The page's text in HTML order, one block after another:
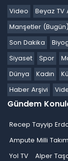
Video Beyaz TV
Manşetler (Bugün)
Son Dakika
Siyaset
Spor
Dünya
Kadın
Haber Arşivi
Gündem
Recep Tayyip
Ampute Milli
Yol TV
Alper